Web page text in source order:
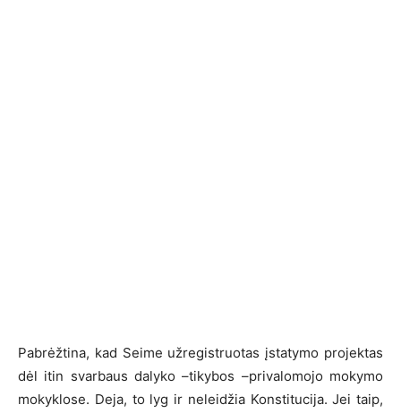
Pabrėžtina, kad Seime užregistruotas įstatymo projektas
dėl itin svarbaus dalyko –tikybos –privalomojo mokymo
mokyklose. Deja, to lyg ir neleidžia Konstitucija. Jei taip,